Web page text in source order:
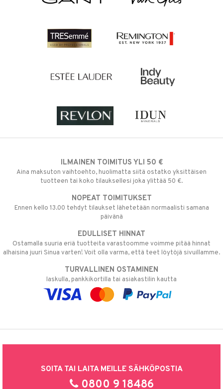
ILMAINEN TOIMITUS YLI 50 €
Aina maksuton vaihtoehto, huolimatta siitä ostatko yksittäisen
tuotteen tai koko tilauksellesi joka ylittää 50 €.
NOPEAT TOIMITUKSET
Ennen kello 13.00 tehdyt tilaukset lähetetään normaalisti samana
päivänä
EDULLISET HINNAT
Ostamalla suuria eriä tuotteita varastoomme voimme pitää hinnat
alhaisina juuri Sinua varten! Voit olla varma, että teet löytöjä sivuillamme.
TURVALLINEN OSTAMINEN
laskulla, pankkikortilla tai asiakastilin kautta
SOITA TAI LAITA MEILLE SÄHKÖPOSTIA
0800 9 18486